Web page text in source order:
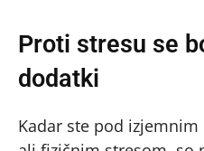
Proti stresu se
dodatki
Kadar ste pod